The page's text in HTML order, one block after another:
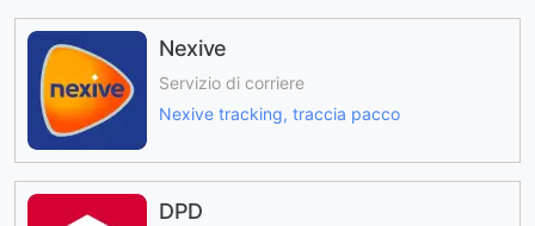
Nexive
Servizio di corriere
Nexive tracking, traccia pacco
DPD